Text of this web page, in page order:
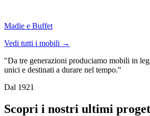
Madie e Buffet
Vedi tutti i mobili →
"Da tre generazioni produciamo mobili in
unici e destinati a durare nel tempo."
Dal 1921
Scopri i nostri ultimi